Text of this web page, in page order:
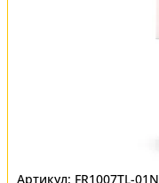
FR1007TL-01N